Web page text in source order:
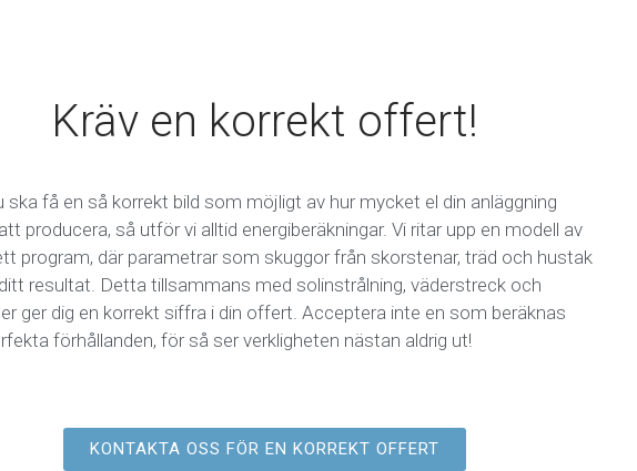
Kräv en korrekt offert!
ska få en så korrekt bild som möjligt av hur mycket el din anläggning
producera, så utför vi alltid energiberäkningar. Vi ritar upp en modell av
program, där parametrar som skuggor från skorstenar, träd och hustak
resultat. Detta tillsammans med solinstrålning, väderstreck och
ger dig en korrekt siffra i din offert. Acceptera inte en som beräknas
förhållanden, för så ser verkligheten nästan aldrig ut!
KONTAKTA OSS FÖR EN KORREKT OFFERT